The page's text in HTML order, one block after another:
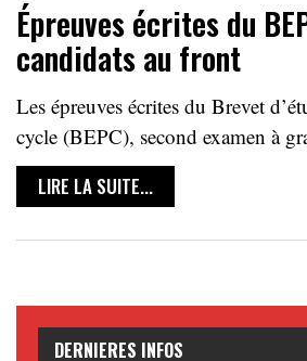
Épreuves écrites du
candidats au front
Les épreuves écrites du Brevet
cycle (BEPC), second examen à
LIRE LA SUITE...
DERNIERES INFOS